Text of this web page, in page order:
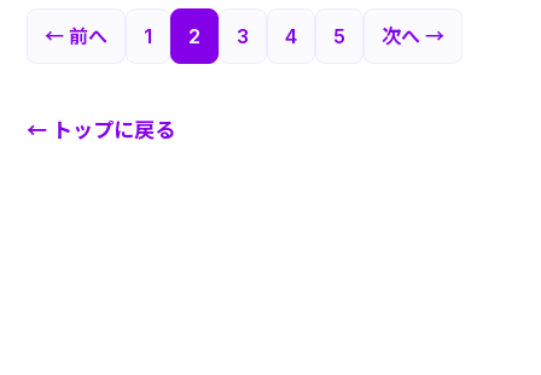
投
の
← 前へ 1 2 3 4 5 次へ →
← トップに戻る